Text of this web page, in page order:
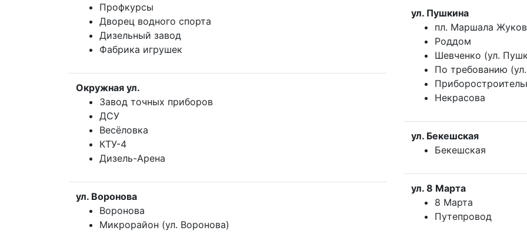
Профкурсы
Дворец водного спорта
Дизельный завод
Фабрика игрушек
Окружная ул.
Завод точных приборов
ДСУ
Весёловка
КТУ-4
Дизель-Арена
ул. Воронова
Воронова
Микрорайон (ул. Воронова)
ул. Пушкина
пл. Маршала
Роддом
Шевченко (ул.
По требованию
Некрасова
ул. Бекешская
Бекешская
ул. 8 Марта
8 Марта
Путепровод